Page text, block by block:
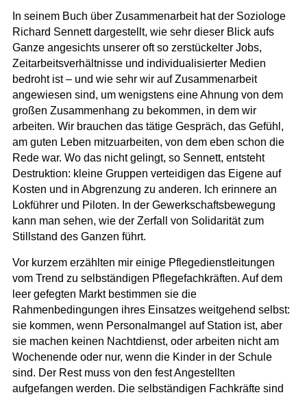
In seinem Buch über Zusammenarbeit hat der Soziologe
Richard Sennett dargestellt, wie sehr dieser Blick aufs
Ganze angesichts unserer oft so zerstückelter Jobs,
Zeitarbeitsverhältnisse und individualisierter Medien
bedroht ist – und wie sehr wir auf Zusammenarbeit
angewiesen sind, um wenigstens eine Ahnung von dem
großen Zusammenhang zu bekommen, in dem wir
arbeiten. Wir brauchen das tätige Gespräch, das Gefühl,
am guten Leben mitzuarbeiten, von dem eben schon die
Rede war. Wo das nicht gelingt, so Sennett, entsteht
Destruktion: kleine Gruppen verteidigen das Eigene auf
Kosten und in Abgrenzung zu anderen. Ich erinnere an
Lokführer und Piloten. In der Gewerkschaftsbewegung
kann man sehen, wie der Zerfall von Solidarität zum
Stillstand des Ganzen führt.
Vor kurzem erzählten mir einige Pflegedienstleitungen
vom Trend zu selbständigen Pflegefachkräften. Auf dem
leer gefegten Markt bestimmen sie die
Rahmenbedingungen ihres Einsatzes weitgehend selbst:
sie kommen, wenn Personalmangel auf Station ist, aber
sie machen keinen Nachtdienst, oder arbeiten nicht am
Wochenende oder nur, wenn die Kinder in der Schule
sind. Der Rest muss von den fest Angestellten
aufgefangen werden. Die selbständigen Fachkräfte sind